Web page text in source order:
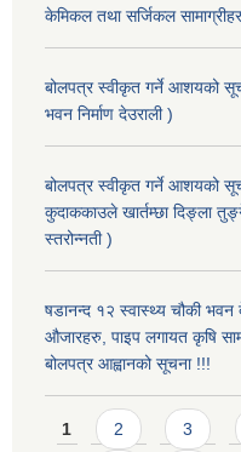
केमिकल तथा सर्जिकल
बोलपत्र स्वीकृत गर्ने आशयको
भवन निर्माण देउराली )
बोलपत्र स्वीकृत गर्ने आशयको
कुदाककाउले खार्तम्छा दिङ्ला
स्तरोन्नती )
षडानन्द १२ स्वास्थ्य चौकी भवन
औजारहरु, पाइप लगायत कृषि
बोलपत्र आह्वानको सूचना !!!
Pages
1 2 3